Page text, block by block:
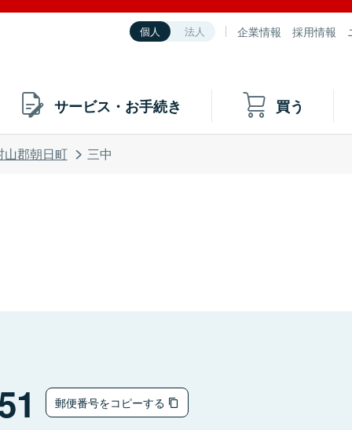
個人 法人 企業情報 採用情報
サービス・お手続き 買う
山郡朝日町 三中
郵便番号をコピーする